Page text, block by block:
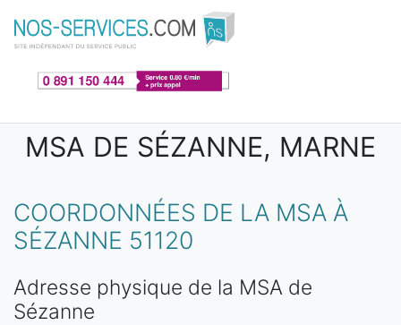
Aller au contenu principal
MSA DE SÉZANNE, MARNE
COORDONNÉES DE LA MSA À
SÉZANNE 51120
Adresse physique de la MSA de
Sézanne